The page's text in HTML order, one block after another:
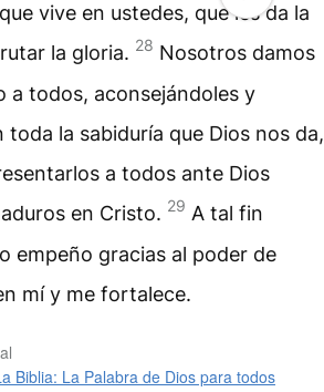
vive en ustedes, que les da la
la gloria. 28 Nosotros damos
a todos, aconsejándoles y
toda la sabiduría que Dios nos da,
a todos ante Dios
en Cristo. 29 A tal fin
empeño gracias al poder de
mí y me fortalece.
Biblia: La Palabra de Dios para todos